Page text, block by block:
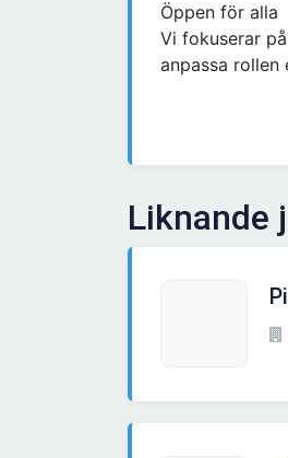
Öppen för alla
Vi fokuserar
anpassa rollen
Liknande